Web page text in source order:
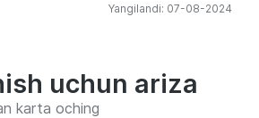
Yangilandi: 07-08-2024
uchun ariza
karta oching